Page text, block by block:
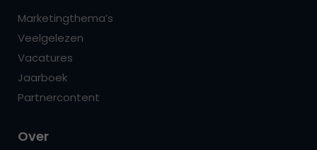
Marketingthema’s
Veelgelezen
Vacatures
Jaarboek
Partnercontent
Over